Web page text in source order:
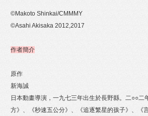
©Makoto Shinkai/CMMMY
©Asahi Akisaka 2012,2017
作者簡介
原作
新海誠
日本動畫導演，一九七三年出生於長野縣。二○○
方》、《秒速五公分》、《追逐繁星的孩子》、《